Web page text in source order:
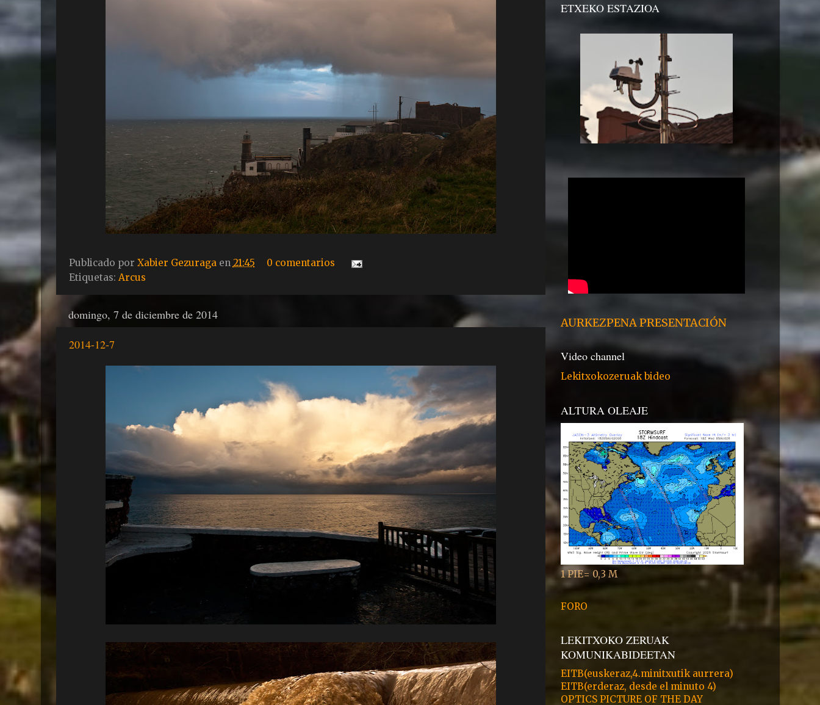
Publicado por Xabier Gezuraga en 21:45
0 comentarios
Etiquetas: Arcus
domingo, 7 de diciembre de 2014
2014-12-7
ETXEKO ESTAZIOA
AURKEZPENA PRESENTACIÓN
Video channel
Lekitxokozeruak bideo
ALTURA OLEAJE
1 PIE= 0,3 M
FORO
LEKITXOKO ZERUAK
KOMUNIKABIDEETAN
EITB(euskeraz,4.minitxutik aurrera)
EITB(erderaz, desde el minuto 4)
OPTICS PICTURE OF THE DAY